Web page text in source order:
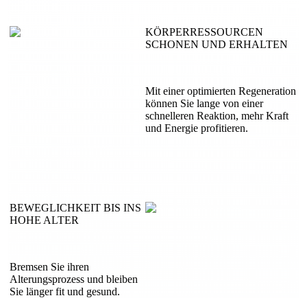
KÖRPERRESSOURCEN
SCHONEN UND ERHALTEN
Mit einer optimierten Regeneration
können Sie lange von einer
schnelleren Reaktion, mehr Kraft
und Energie profitieren.
BEWEGLICHKEIT BIS INS
HOHE ALTER
Bremsen Sie ihren
Alterungsprozess und bleiben
Sie länger fit und gesund.